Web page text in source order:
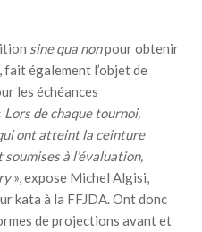
sine qua nonpour obtenir
fait également l’objet de
les échéances
Lors de chaque tournoi,
ont atteint la ceinture
à l’évaluation,
», expose Michel Algisi,
kata à la FFJDA. Ont donc
de projections avant et